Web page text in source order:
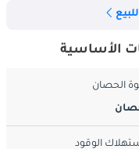
الحصان
الوقود